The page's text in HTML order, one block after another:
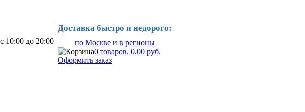
с 10:00 до 20:00
Доставка быстро и недорого:
по Москве и в регионы
0 товаров, 0,00 руб.
Оформить заказ